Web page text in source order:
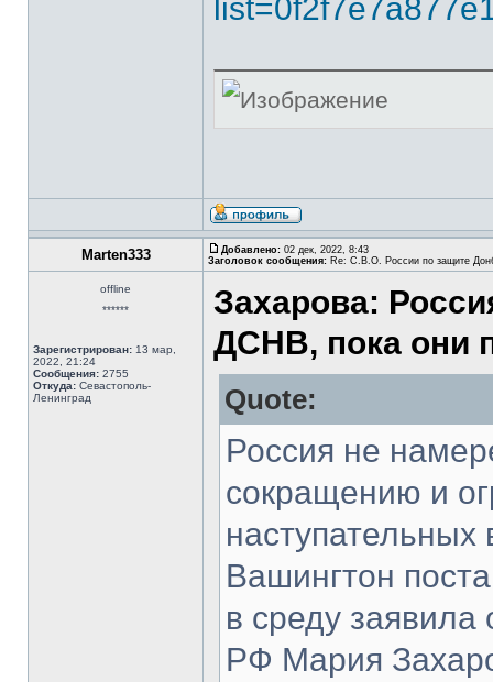
Marten333 Добавлено: 02 дек, 2022, 8:43
Заголовок сообщения: Re: С.В.О. России по защите
offline
******
Зарегистрирован: 13 мар,
2022, 21:24
Сообщения: 2755
Откуда: Севастополь-
Ленинград
Захарова:
ДСНВ, пока они
Quote:
Россия не
сокращению и
Вашингтон
в среду
РФ Мария